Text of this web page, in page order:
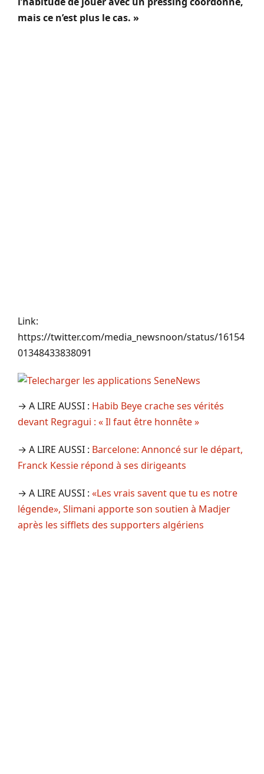
mais ce n’est plus le cas. »
Link:
https://twitter.com/media_newsnoon/status/16154
01348433838091
→ A LIRE AUSSI : Habib Beye crache ses vérités
devant Regragui : « Il faut être honnête »
→ A LIRE AUSSI : Barcelone: Annoncé sur le départ,
Franck Kessie répond à ses dirigeants
→ A LIRE AUSSI : «Les vrais savent que tu es notre
légende», Slimani apporte son soutien à Madjer
après les sifflets des supporters algériens